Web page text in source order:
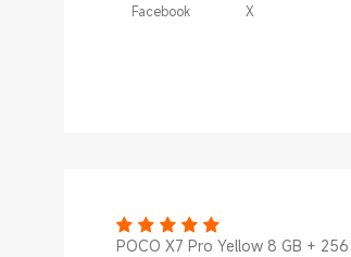
Facebook X
POCO X7 Pro Yellow 8 GB + 256